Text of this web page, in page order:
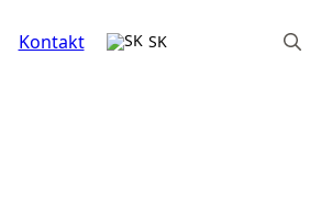
Kontakt SK